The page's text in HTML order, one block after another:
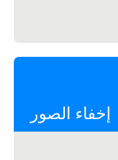
إخفاء الصور